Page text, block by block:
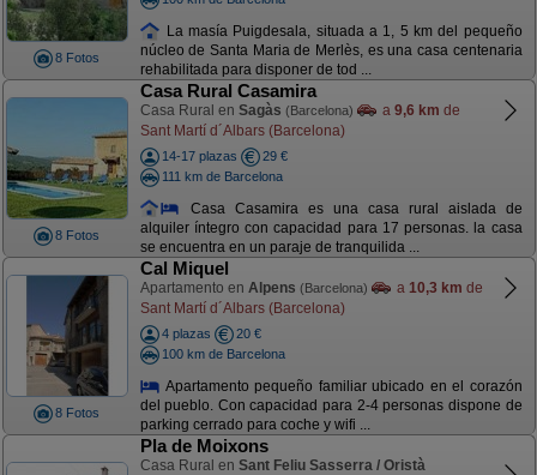
8 Fotos
La masía Puigdesala, situada a 1, 5 km del pequeño
núcleo de Santa Maria de Merlès, es una casa centenaria
rehabilitada para disponer de tod ...
8 Fotos
Casa Rural Casamira
Casa Rural en Sagàs (Barcelona) a 9,6 km de
Sant Martí d´Albars (Barcelona)
14-17 plazas
29 €
111 km de Barcelona
Casa Casamira es una casa rural aislada de
alquiler íntegro con capacidad para 17 personas. la casa
se encuentra en un paraje de tranquilida ...
8 Fotos
Cal Miquel
Apartamento en Alpens (Barcelona) a 10,3 km de
Sant Martí d´Albars (Barcelona)
4 plazas
20 €
100 km de Barcelona
Apartamento pequeño familiar ubicado en el corazón
del pueblo. Con capacidad para 2-4 personas dispone de
parking cerrado para coche y wifi ...
Pla de Moixons
Casa Rural en Sant Feliu Sasserra / Oristà